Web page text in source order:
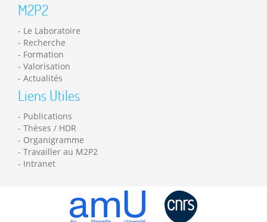
M2P2
Le Laboratoire
Recherche
Formation
Valorisation
Actualités
Liens Utiles
Publications
Thèses / HDR
Organigramme
Travailler au M2P2
Intranet